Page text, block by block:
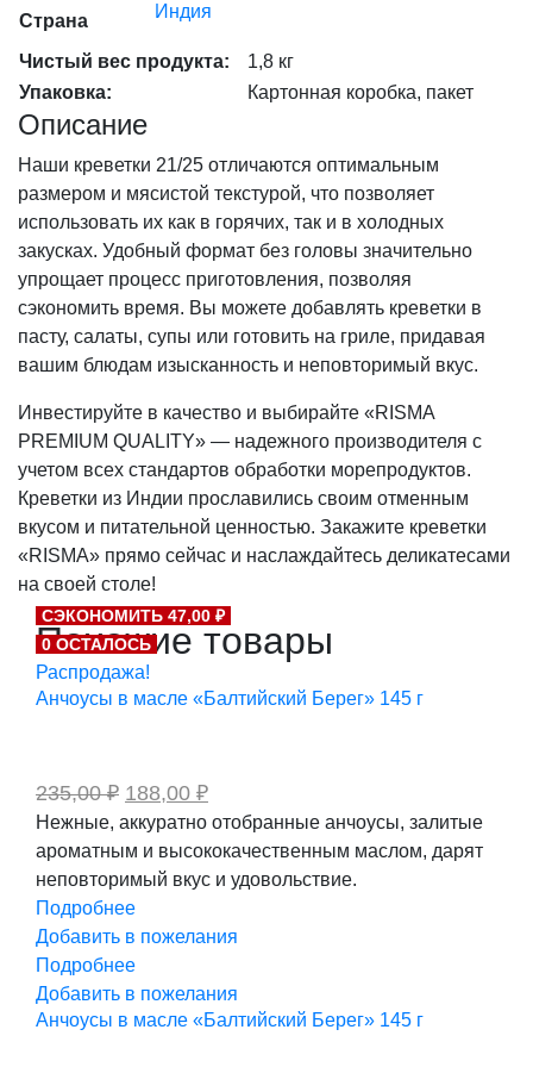
Страна Индия
Чистый вес продукта:
1,8 кг
Упаковка:
Картонная коробка, пакет
Описание
Наши креветки 21/25 отличаются оптимальным
размером и мясистой текстурой, что позволяет
использовать их как в горячих, так и в холодных
закусках. Удобный формат без головы значительно
упрощает процесс приготовления, позволяя
сэкономить время. Вы можете добавлять креветки в
пасту, салаты, супы или готовить на гриле, придавая
вашим блюдам изысканность и неповторимый вкус.
Инвестируйте в качество и выбирайте «RISMA
PREMIUM QUALITY» — надежного производителя с
учетом всех стандартов обработки морепродуктов.
Креветки из Индии прославились своим отменным
вкусом и питательной ценностью. Закажите креветки
«RISMA» прямо сейчас и наслаждайтесь деликатесами
на своей столе!
Похожие товары
СЭКОНОМИТЬ 47,00 ₽
0 ОСТАЛОСЬ
Распродажа!
Анчоусы в масле «Балтийский Берег» 145 г
235,00₽ Первоначальная
составляла
235,00 ₽.
188,00 ₽Текущая
цена:
188,00 ₽.
Нежные, аккуратно отобранные анчоусы, залитые
ароматным и высококачественным маслом, дарят
неповторимый вкус и удовольствие.
Подробнее
Добавить в пожелания
Подробнее
Добавить в пожелания
Анчоусы в масле «Балтийский Берег» 145 г